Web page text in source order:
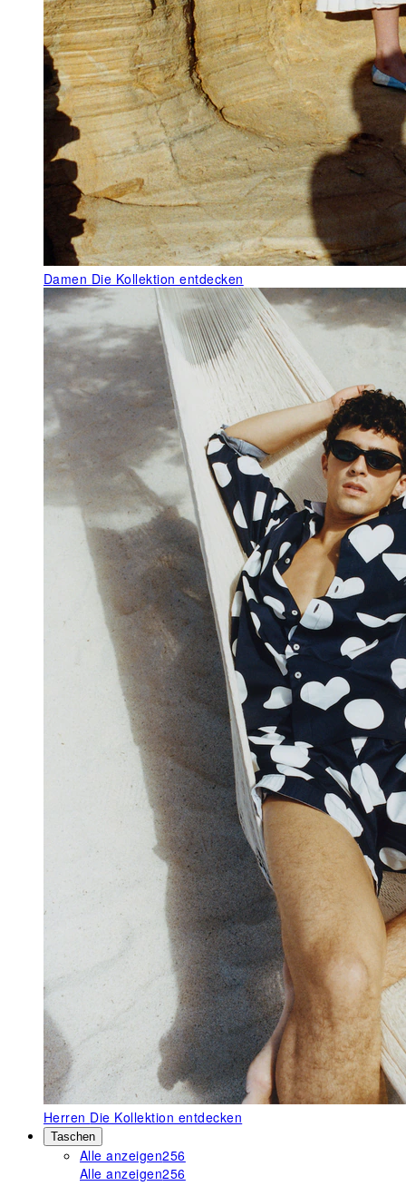
Damen Die Kollektion entdecken
Herren Die Kollektion entdecken
Taschen
Alle anzeigen256
Alle anzeigen256